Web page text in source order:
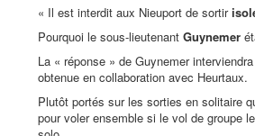
« Il est interdit aux Nieuport de sortir
Pourquoi le sous-lieutenant Guynemer
La « réponse » de Guynemer
obtenue en collaboration avec Heurtaux.
Plutôt portés sur les sorties en solitaire
pour voler ensemble si le vol de groupe